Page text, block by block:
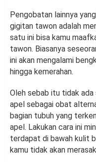
Pengobatan lainnya
gigitan tawon adalah
satu ini bisa kamu
tawon. Biasanya
ini akan mengalami
hingga kemerahan.
Oleh sebab itu tidak
apel sebagai obat
bagian tubuh yang
apel. Lakukan cara ini
terdapat di bawah kulit
kamu tidak akan